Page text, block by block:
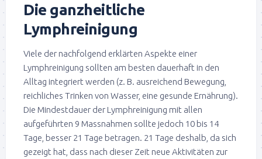
Die ganzheitliche
Lymphreinigung
Viele der nachfolgend erklärten Aspekte einer
Lymphreinigung sollten am besten dauerhaft in den
Alltag integriert werden (z. B. ausreichend Bewegung,
reichliches Trinken von Wasser, eine gesunde Ernährung).
Die Mindestdauer der Lymphreinigung mit allen
aufgeführten 9 Massnahmen sollte jedoch 10 bis 14
Tage, besser 21 Tage betragen. 21 Tage deshalb, da sich
gezeigt hat, dass nach dieser Zeit neue Aktivitäten zur